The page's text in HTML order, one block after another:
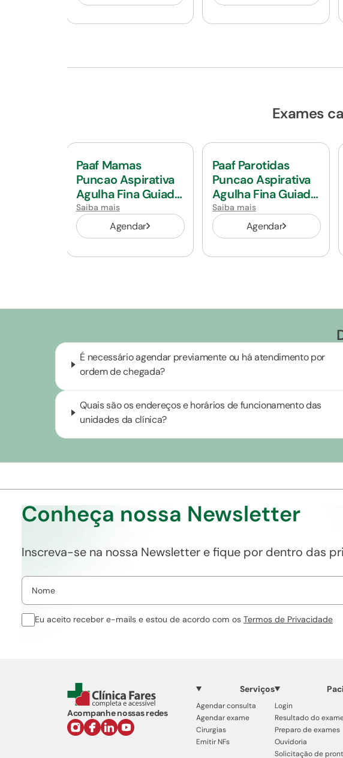
Exames
Paaf Mamas
Puncao Aspirativa
Agulha Fina Guiada
Por Usg
Saiba mais
Agendar
Paaf Parotidas
Puncao Aspirativa
Agulha Fina Guiada
Por Usg
Saiba mais
Agendar
É necessário agendar previamente ou há atendimento por
ordem de chegada?
Quais são os endereços e horários de funcionamento das
unidades da clínica?
Conheça nossa Newsletter
Inscreva-se na nossa Newsletter e fique por dentro das
Eu aceito receber e-mails e estou de acordo com os Termos de Privacidade
Acompanhe nossas redes
Serviços
Agendar consulta
Agendar exame
Cirurgias
Emitir NFs
Login
Resultado do
Preparo de exames
Ouvidoria
Solicitação de